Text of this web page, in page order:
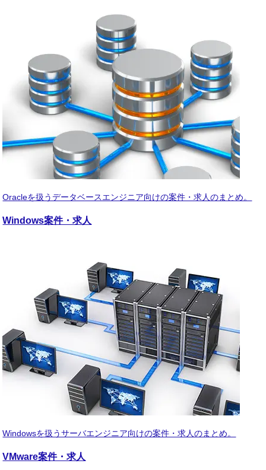
Oracleを扱うデータベースエンジニア向けの案件・求人のまとめ。
Windows案件・求人
Windowsを扱うサーバエンジニア向けの案件・求人のまとめ。
VMware案件・求人